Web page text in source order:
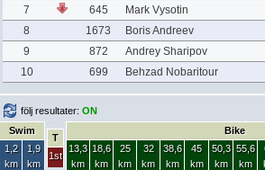
7
645
Mark Vysotin
8
1673
Boris Andreev
9
872
Andrey Sharipov
10
699 Behzad Nobaritour
följ resultater: ON
Swim
1,2
km
1,9
km
T
1st
Bike
13,3
km
18,6
km
25
km
32
km
38,6
km
45
km
50,3
km
55,6
km